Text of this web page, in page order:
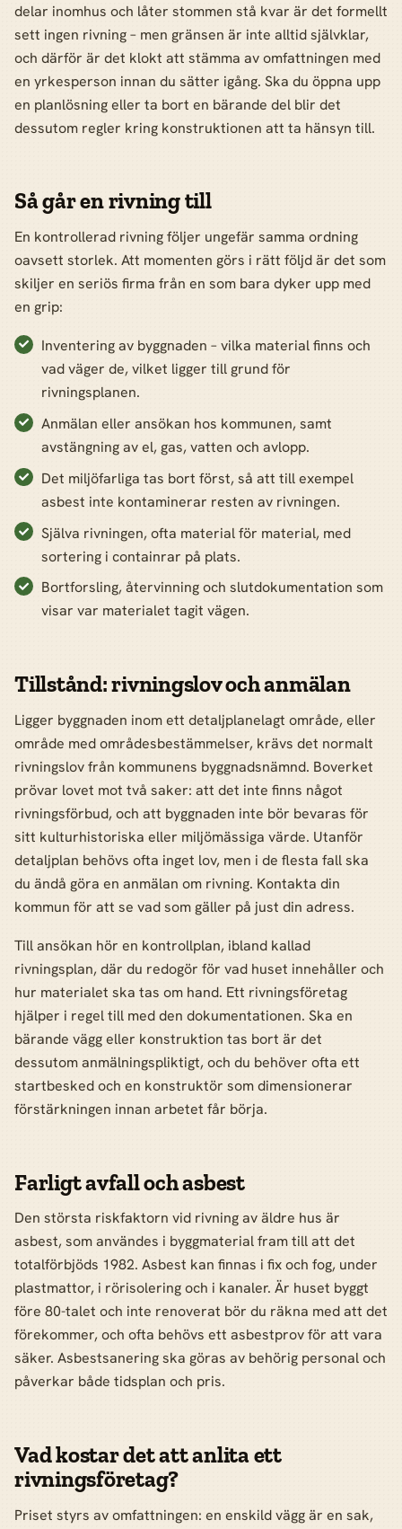
delar inomhus och låter stommen stå kvar är det formellt
sett ingen rivning – men gränsen är inte alltid självklar,
och därför är det klokt att stämma av omfattningen med
en yrkesperson innan du sätter igång. Ska du öppna upp
en planlösning eller ta bort en bärande del blir det
dessutom regler kring konstruktionen att ta hänsyn till.
Så går en rivning till
En kontrollerad rivning följer ungefär samma ordning
oavsett storlek. Att momenten görs i rätt följd är det som
skiljer en seriös firma från en som bara dyker upp med
en grip:
Inventering av byggnaden – vilka material finns och
vad väger de, vilket ligger till grund för
rivningsplanen.
Anmälan eller ansökan hos kommunen, samt
avstängning av el, gas, vatten och avlopp.
Det miljöfarliga tas bort först, så att till exempel
asbest inte kontaminerar resten av rivningen.
Själva rivningen, ofta material för material, med
sortering i containrar på plats.
Bortforsling, återvinning och slutdokumentation som
visar var materialet tagit vägen.
Tillstånd: rivningslov och anmälan
Ligger byggnaden inom ett detaljplanelagt område, eller
område med områdesbestämmelser, krävs det normalt
rivningslov från kommunens byggnadsnämnd. Boverket
prövar lovet mot två saker: att det inte finns något
rivningsförbud, och att byggnaden inte bör bevaras för
sitt kulturhistoriska eller miljömässiga värde. Utanför
detaljplan behövs ofta inget lov, men i de flesta fall ska
du ändå göra en anmälan om rivning. Kontakta din
kommun för att se vad som gäller på just din adress.
Till ansökan hör en kontrollplan, ibland kallad
rivningsplan, där du redogör för vad huset innehåller och
hur materialet ska tas om hand. Ett rivningsföretag
hjälper i regel till med den dokumentationen. Ska en
bärande vägg eller konstruktion tas bort är det
dessutom anmälningspliktigt, och du behöver ofta ett
startbesked och en konstruktör som dimensionerar
förstärkningen innan arbetet får börja.
Farligt avfall och asbest
Den största riskfaktorn vid rivning av äldre hus är
asbest, som användes i byggmaterial fram till att det
totalförbjöds 1982. Asbest kan finnas i fix och fog, under
plastmattor, i rörisolering och i kanaler. Är huset byggt
före 80-talet och inte renoverat bör du räkna med att det
förekommer, och ofta behövs ett asbestprov för att vara
säker. Asbestsanering ska göras av behörig personal och
påverkar både tidsplan och pris.
Vad kostar det att anlita ett
rivningsföretag?
Priset styrs av omfattningen: en enskild vägg är en sak,